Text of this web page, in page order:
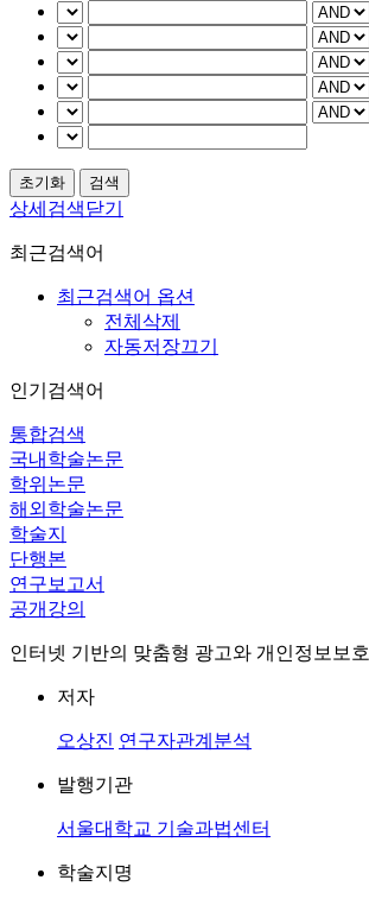
상세검색닫기
최근검색어
최근검색어 옵션
전체삭제
자동저장끄기
인기검색어
통합검색
국내학술논문
학위논문
해외학술논문
학술지
단행본
연구보고서
공개강의
인터넷 기반의 맞춤형 광고와 개인정보보호
저자
오상진 연구자관계분석
발행기관
서울대학교 기술과법센터
학술지명